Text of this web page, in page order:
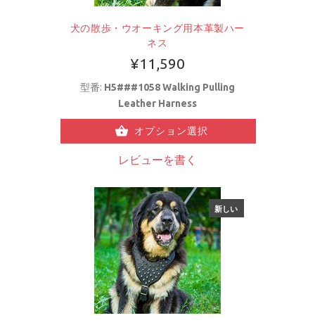
犬の散歩・ウオーキング用本革製ハー
ネス
¥11,590
型番: H5###1058 Walking Pulling
Leather Harness
オプション選択
レビューを書く
新しい